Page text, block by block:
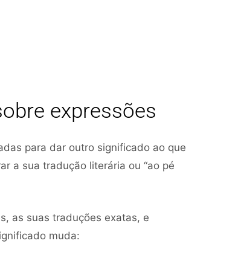
expressões
para dar outro significado ao que
a sua tradução literária ou “ao pé
as suas traduções exatas, e
muda: